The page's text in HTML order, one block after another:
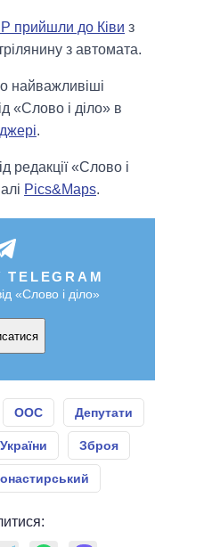
прийшли до Ківи з
з автомата.
найважливіші
«Слово і діло» в
.
редакції «Слово і
Pics&Maps.
«Слово і діло»
ООС Депутати
Зброя